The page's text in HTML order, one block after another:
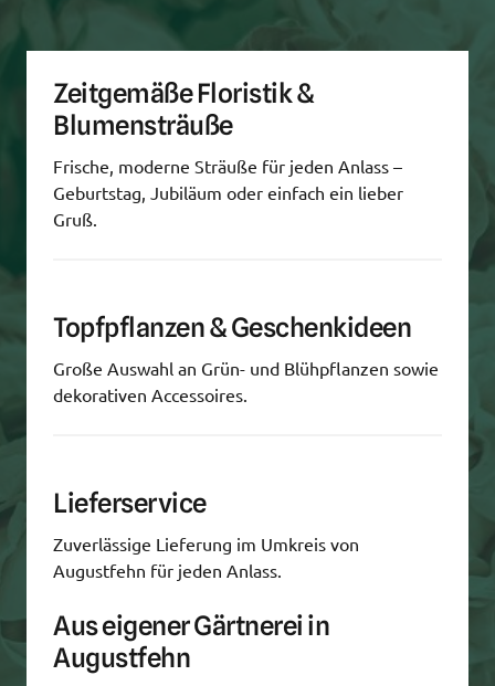
Zeitgemäße Floristik &
Blumensträuße
Frische, moderne Sträuße für jeden Anlass –
Geburtstag, Jubiläum oder einfach ein lieber
Gruß.
Topfpflanzen & Geschenkideen
Große Auswahl an Grün- und Blühpflanzen sowie
dekorativen Accessoires.
Lieferservice
Zuverlässige Lieferung im Umkreis von
Augustfehn für jeden Anlass.
Aus eigener Gärtnerei in
Augustfehn